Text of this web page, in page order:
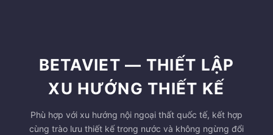
BETAVIET — THIẾT LẬP
XU HƯỚNG THIẾT KẾ
Phù hợp với xu hướng nội ngoại thất quốc tế, kết hợp
cùng trào lưu thiết kế trong nước và không ngừng đổi